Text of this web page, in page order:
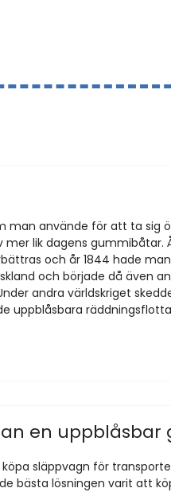
man använde för att ta sig
lik dagens gummibåtar.
och år 1844 hade
och började då även
andra världskriget
uppblåsbara
en uppblåsbar
köpa släppvagn för
bästa lösningen varit att